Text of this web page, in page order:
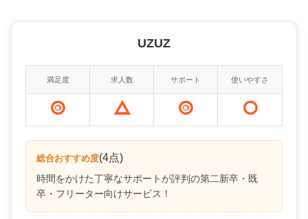
UZUZ
満足度 求人数 サポート 使いやすさ
総合おすすめ度(4点)
時間をかけた丁寧なサポートが評判の第二新卒・既
卒・フリーター向けサービス！